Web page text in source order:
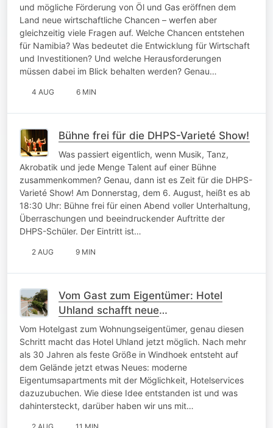
und mögliche Förderung von Öl und Gas eröffnen dem
Land neue wirtschaftliche Chancen – werfen aber
gleichzeitig viele Fragen auf. Welche Chancen entstehen
für Namibia? Was bedeutet die Entwicklung für Wirtschaft
und Investitionen? Und welche Herausforderungen
müssen dabei im Blick behalten werden? Genau…
4 AUG 6 MIN
Bühne frei für die DHPS-Varieté Show!
Was passiert eigentlich, wenn Musik, Tanz,
Akrobatik und jede Menge Talent auf einer Bühne
zusammenkommen? Genau, dann ist es Zeit für die DHPS-
Varieté Show! Am Donnerstag, dem 6. August, heißt es ab
18:30 Uhr: Bühne frei für einen Abend voller Unterhaltung,
Überraschungen und beeindruckender Auftritte der
DHPS-Schüler. Der Eintritt ist…
2 AUG 9 MIN
Vom Gast zum Eigentümer: Hotel
Uhland schafft neue
Wohnmöglichkeiten
Vom Hotelgast zum Wohnungseigentümer, genau diesen
Schritt macht das Hotel Uhland jetzt möglich. Nach mehr
als 30 Jahren als feste Größe in Windhoek entsteht auf
dem Gelände jetzt etwas Neues: moderne
Eigentumsapartments mit der Möglichkeit, Hotelservices
dazuzubuchen. Wie diese Idee entstanden ist und was
dahintersteckt, darüber haben wir uns mit…